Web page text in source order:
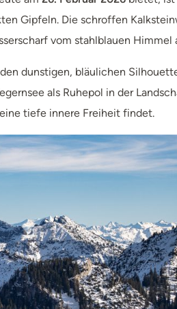
Gipfeln. Die schroffen
vom stahlblauen Himmel
dunstigen, bläulichen
als Ruhepol in der
tiefe innere Freiheit findet.